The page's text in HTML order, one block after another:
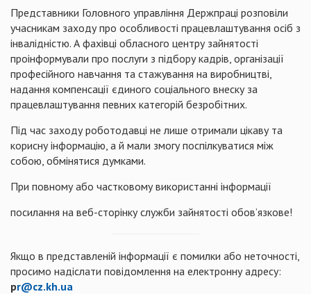
Представники Головного управління Держпраці розповіли
учасникам заходу про особливості працевлаштування осіб з
інвалідністю. А фахівці обласного центру зайнятості
проінформували про послуги з підбору кадрів, організації
професійного навчання та стажування на виробництві,
надання компенсації єдиного соціального внеску за
працевлаштування певних категорій безробітних.
Під час заходу роботодавці не лише отримали цікаву та
корисну інформацію, а й мали змогу поспілкуватися між
собою, обмінятися думками.
При повному або частковому використанні інформації
посилання на веб-сторінку служби зайнятості обов’язкове!
Якщо в представленій інформації є помилки або неточності,
просимо надіслати повідомлення на електронну адресу:
рr@cz.kh.ua